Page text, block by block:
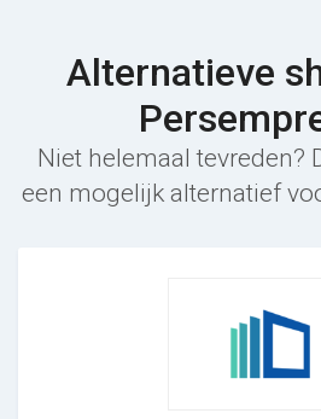
Alternatieve
Niet helemaal tevreden?
een mogelijk alternatief